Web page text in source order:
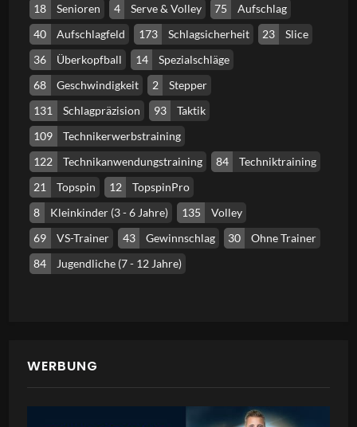
18
Senioren 4 Serve & Volley 75
Aufschlag
40
Aufschlagfeld 173 Schlagsicherheit 23
Slice
36
Überkopfball 14
Spezialschläge
68
Geschwindigkeit 2
Stepper
131
Schlagpräzision 93
Taktik
109
Technikerwerbstraining
122
Technikanwendungstraining 84
Techniktraining
21
Topspin 12
TopspinPro
8
Kleinkinder (3 - 6 Jahre) 135
Volley
69
VS-Trainer 43 Gewinnschlag 30
Ohne Trainer
84
Jugendliche (7 - 12 Jahre)
WERBUNG